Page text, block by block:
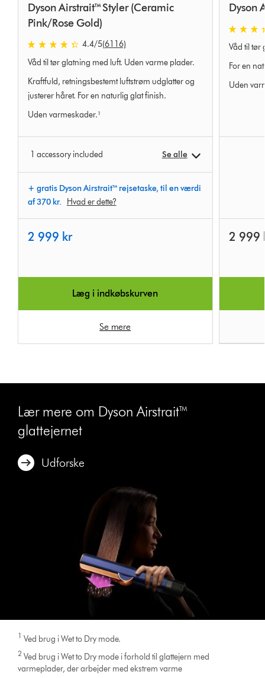
Dyson Airstrait™ Styler (Ceramic
Pink/Rose Gold)
4.4 stjerner af 5 fra 6116 Ratings
4.4/5(6116)
Våd til tør glatning med luft. Uden varme plader.
Kraftfuld, retningsbestemt luftstrøm udglatter og
justerer håret. For en naturlig glat finish.
Uden varmeskader.¹
1 accessory included Se alle
+ gratis Dyson Airstrait™ rejsetaske, til en værdi
af 370 kr.
Hvad er dette?
2 999 kr
Læg i indkøbskurven
Se mere
Dyson
4.4
Våd til tør
For en
Uden
2 999
Lær mere om Dyson Airstrait™
glattejernet
Udforske
1 Ved brug i Wet to Dry mode.
2 Ved brug i Wet to Dry mode i forhold til glattejern med
varmeplader, der arbejder med ekstrem varme